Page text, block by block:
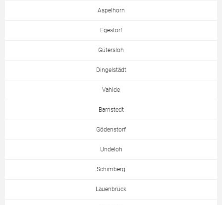
Aspelhorn
Egestorf
Gütersloh
Dingelstädt
Vahlde
Barnstedt
Gödenstorf
Undeloh
Schimberg
Lauenbrück